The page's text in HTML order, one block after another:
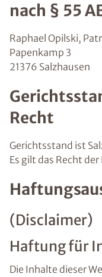
nach § 55
Raphael Opilski,
Papenkamp 3
21376 Salzhausen
Recht
Gerichtsstand ist
Es gilt das Recht
(Disclaimer)
Haftung für
Die Inhalte dieser